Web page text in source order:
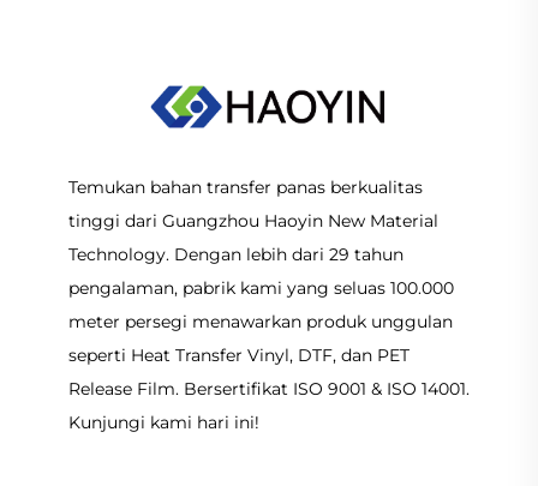
Temukan bahan transfer panas berkualitas
tinggi dari Guangzhou Haoyin New Material
Technology. Dengan lebih dari 29 tahun
pengalaman, pabrik kami yang seluas 100.000
meter persegi menawarkan produk unggulan
seperti Heat Transfer Vinyl, DTF, dan PET
Release Film. Bersertifikat ISO 9001 & ISO 14001.
Kunjungi kami hari ini!